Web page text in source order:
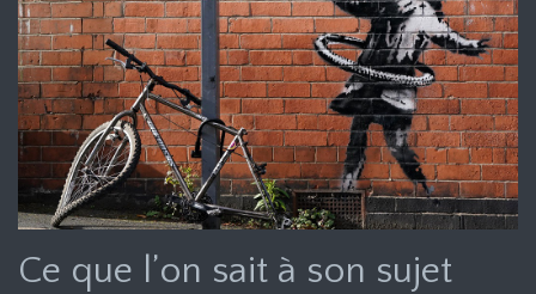
Ce que l’on sait à son sujet